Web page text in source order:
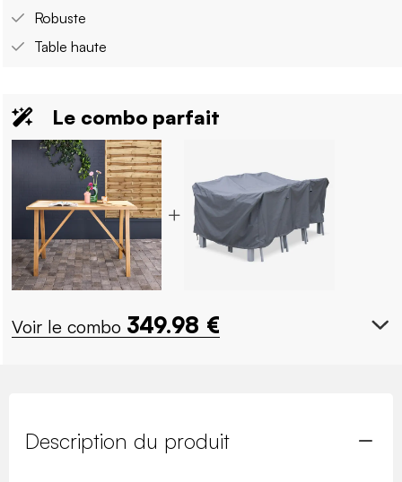
Robuste
Table haute
Le combo parfait
Voir le combo 349.98 €
Description du produit